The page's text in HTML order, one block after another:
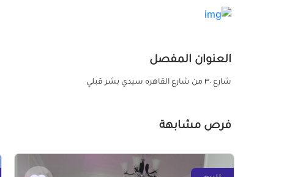
العنوان المفصل
شارع ٣٠ من شارع القاهره سيدي بشر قبلي
فرص مشابهة